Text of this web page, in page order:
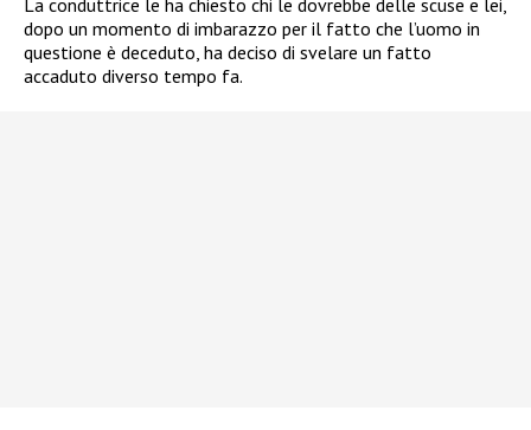
La conduttrice le ha chiesto chi le dovrebbe delle scuse e lei,
dopo un momento di imbarazzo per il fatto che l’uomo in
questione è deceduto, ha deciso di svelare un fatto
accaduto diverso tempo fa.